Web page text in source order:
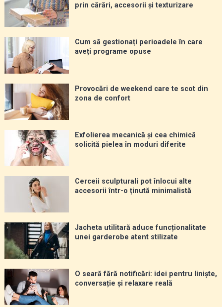
prin cărări, accesorii și texturizare
Cum să gestionați perioadele în care
aveți programe opuse
Provocări de weekend care te scot din
zona de confort
Exfolierea mecanică și cea chimică
solicită pielea în moduri diferite
Cerceii sculpturali pot înlocui alte
accesorii într-o ținută minimalistă
Jacheta utilitară aduce funcționalitate
unei garderobe atent stilizate
O seară fără notificări: idei pentru liniște,
conversație și relaxare reală